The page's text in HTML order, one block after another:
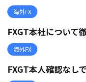
海外FX
FXGT本社について
海外FX
FXGT本人確認なし